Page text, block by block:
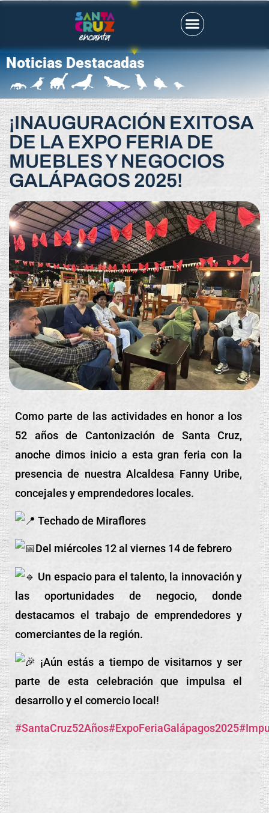
Noticias Destacadas
¡INAUGURACIÓN EXITOSA
DE LA EXPO FERIA DE
MUEBLES Y NEGOCIOS
GALÁPAGOS 2025!
Como parte de las actividades en honor a los
52 años de Cantonización de Santa Cruz,
anoche dimos inicio a esta gran feria con la
presencia de nuestra Alcaldesa Fanny Uribe,
concejales y emprendedores locales.
Techado de Miraflores
Del miércoles 12 al viernes 14 de febrero
Un espacio para el talento, la innovación y
las oportunidades de negocio, donde
destacamos el trabajo de emprendedores y
comerciantes de la región.
¡Aún estás a tiempo de visitarnos y ser
parte de esta celebración que impulsa el
desarrollo y el comercio local!
#SantaCruz52Años#ExpoFeriaGalápagos2025